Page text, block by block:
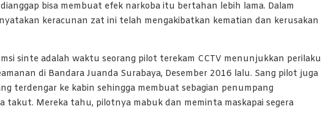
bisa membuat efek narkoba itu bertahan lebih lama. Dalam
keracunan zat ini telah mengakibatkan kematian dan kerusakan
sinte adalah waktu seorang pilot terekam CCTV menunjukkan perilaku
di Bandara Juanda Surabaya, Desember 2016 lalu. Sang pilot juga
terdengar ke kabin sehingga membuat sebagian penumpang
takut. Mereka tahu, pilotnya mabuk dan meminta maskapai segera